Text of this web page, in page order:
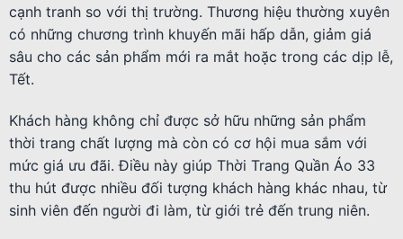
cạnh tranh so với thị trường. Thương hiệu thường xuyên
có những chương trình khuyến mãi hấp dẫn, giảm giá
sâu cho các sản phẩm mới ra mắt hoặc trong các dịp lễ,
Tết.
Khách hàng không chỉ được sở hữu những sản phẩm
thời trang chất lượng mà còn có cơ hội mua sắm với
mức giá ưu đãi. Điều này giúp Thời Trang Quần Áo 33
thu hút được nhiều đối tượng khách hàng khác nhau, từ
sinh viên đến người đi làm, từ giới trẻ đến trung niên.